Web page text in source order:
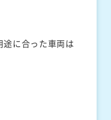
に合った車両は